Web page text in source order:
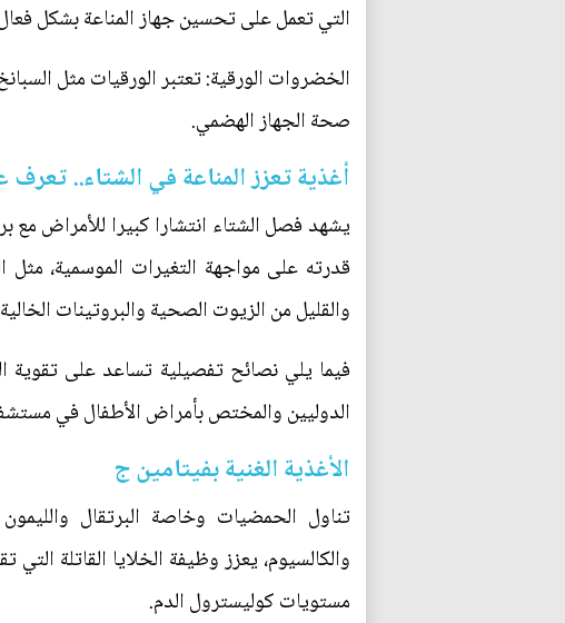
التي تعمل على تحسين جهاز المناعة بشكل
الخضروات الورقية: تعتبر الورقيات مثل
صحة الجهاز الهضمي.
أغذية تعزز المناعة في الشتاء.. تعرف
يشهد فصل الشتاء انتشارا كبيرا للأمراض
قدرته على مواجهة التغيرات الموسمية، مثل
والقليل من الزيوت الصحية والبروتينات
فيما يلي نصائح تفصيلية تساعد على تقوية
الدوليين والمختص بأمراض الأطفال في
الأغذية الغنية بفيتامين ج
تناول الحمضيات وخاصة البرتقال
والكالسيوم، يعزز وظيفة الخلايا القاتلة
مستويات كوليسترول الدم.